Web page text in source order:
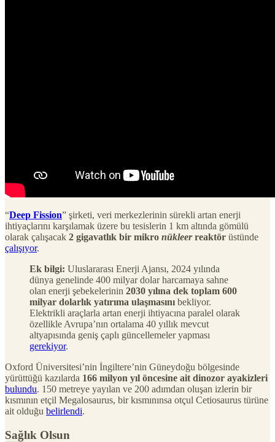
“Deep Fission” şirketi, veri merkezlerinin sürekli artan enerji
ihtiyaçlarını karşılamak üzere bu tesislerin 1 km altında gömülü
olarak çalışacak 2 gigavatlık bir mikro nükleerreaktör üstünde
çalışıyor.
Ek bilgi: Uluslararası Enerji Ajansı, 2024 yılında
dünya genelinde 400 milyar dolar harcamaya sahne
olan enerji şebekelerinin 2030 yılına dek toplam 600
milyar dolarlık yatırıma ulaşmasını bekliyor.
Elektrikli araçlarla artan enerji ihtiyacına paralel olarak
özellikle Avrupa’nın ortalama 40 yıllık mevcut
altyapısında geniş çaplı güncellemeler yapması
gerekiyor.
Oxford Üniversitesi’nin İngiltere’nin Güneydoğu bölgesinde
yürüttüğü kazılarda 166 milyon yıl öncesine ait dinozor ayakizleri
bulundu. 150 metreye yayılan ve 200 adımdan oluşan izlerin bir
kısmının etçil Megalosaurus, bir kısmınınsa otçul Cetiosaurus türüne
ait olduğu belirlendi.
Sağlık Olsun